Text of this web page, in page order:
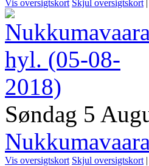
Vis oversigtskort Skjul oversigtskort
Søndag 5
Vis oversigtskort Skjul oversigtskort |